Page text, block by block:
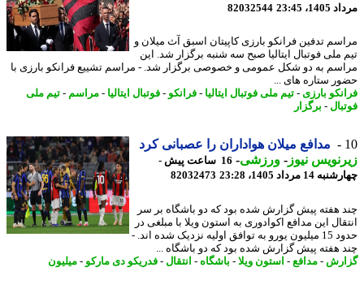
23:45
82032544
تدفین فرانکو بارزی کاپیتان اسبق آث میلان و
ملی فوتبال ایتالیا صبح سه شنبه برگزار شد. این
به دو شکل عمومی و خصوصی برگزار شد. - مراسم تشییع فرانکو بارزی با
ستاره های ...
بارزی- تیم ملی فوتبال ایتالیا -فرانکو -فوتبال ایتالیا -مراسم -تیم ملی
-برگزار
مدافع میلان هواداران را عصبانی کرد
نیوز-ورزشی-
16 ساعت پیش -
مرداد 1405، 23:28
82032473
هفته پیش گزارش شده بود که دو باشگاه بر سر
این مدافع اکوادوری به استون ویلا با مبلغی در
حدود 15 میلیون یورو به توافق اولیه نزدیک شده اند. -
هفته پیش گزارش شده بود که دو باشگاه ...
-مدافع- استون ویلا-باشگاه-انتقال-فدریکو دی مارکو- میلیون